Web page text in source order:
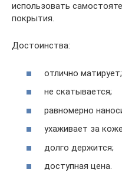
использовать
покрытия.
Достоинства:
отлично матирует;
не скатывается;
равномерно
ухаживает за
долго держится;
доступная цена.